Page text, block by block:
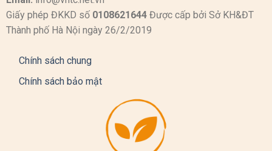
Giấy phép ĐKKD số0108621644Được cấp bởi Sở KH&ĐT
Thành phố Hà Nội ngày 26/2/2019
Chính sách chung
Chính sách bảo mật